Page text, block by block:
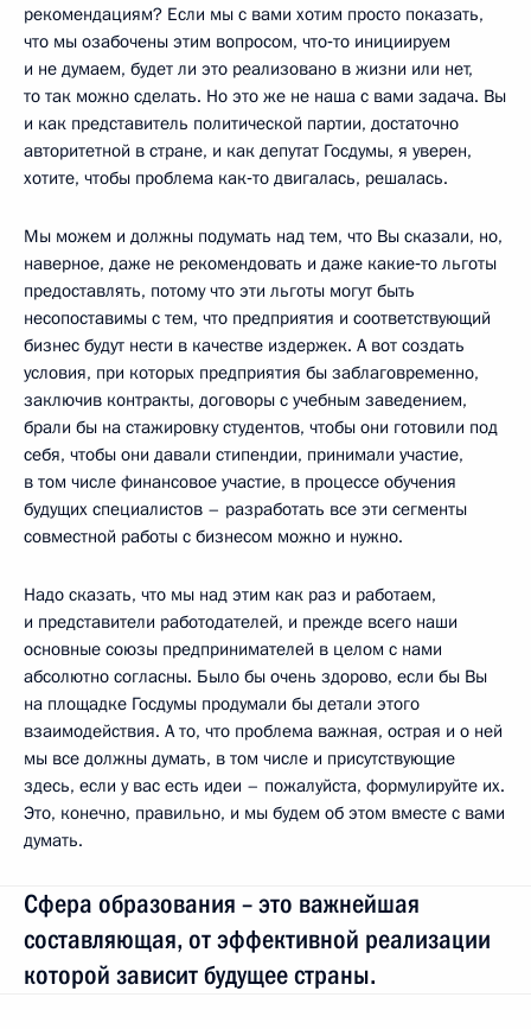
рекомендациям? Если мы с вами хотим просто показать,
что мы озабочены этим вопросом, что‑то инициируем
и не думаем, будет ли это реализовано в жизни или нет,
то так можно сделать. Но это же не наша с вами задача. Вы
и как представитель политической партии, достаточно
авторитетной в стране, и как депутат Госдумы, я уверен,
хотите, чтобы проблема как‑то двигалась, решалась.
Мы можем и должны подумать над тем, что Вы сказали, но,
наверное, даже не рекомендовать и даже какие‑то льготы
предоставлять, потому что эти льготы могут быть
несопоставимы с тем, что предприятия и соответствующий
бизнес будут нести в качестве издержек. А вот создать
условия, при которых предприятия бы заблаговременно,
заключив контракты, договоры с учебным заведением,
брали бы на стажировку студентов, чтобы они готовили под
себя, чтобы они давали стипендии, принимали участие,
в том числе финансовое участие, в процессе обучения
будущих специалистов – разработать все эти сегменты
совместной работы с бизнесом можно и нужно.
Надо сказать, что мы над этим как раз и работаем,
и представители работодателей, и прежде всего наши
основные союзы предпринимателей в целом с нами
абсолютно согласны. Было бы очень здорово, если бы Вы
на площадке Госдумы продумали бы детали этого
взаимодействия. А то, что проблема важная, острая и о ней
мы все должны думать, в том числе и присутствующие
здесь, если у вас есть идеи – пожалуйста, формулируйте их.
Это, конечно, правильно, и мы будем об этом вместе с вами
думать.
Сфера образования – это важнейшая
составляющая, от эффективной реализации
которой зависит будущее страны.